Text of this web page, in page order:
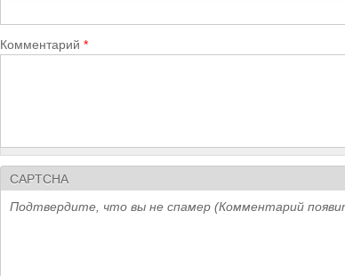
Комментарий*
CAPTCHA
Подтвердите, что вы не спамер (Комментарий